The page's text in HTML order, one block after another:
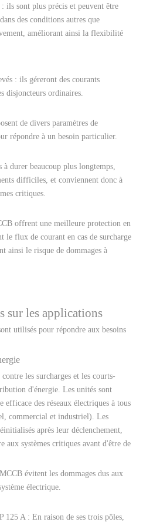
ils sont plus précis et peuvent être
des conditions autres que
améliorant ainsi la flexibilité
: ils géreront des courants
disjoncteurs ordinaires.
de divers paramètres de
répondre à un besoin particulier.
durer beaucoup plus longtemps,
difficiles, et conviennent donc à
critiques.
offrent une meilleure protection en
le flux de courant en cas de surcharge
ainsi le risque de dommages à
sur les applications
utilisés pour répondre aux besoins
les surcharges et les courts-
d'énergie. Les unités sont
efficace des réseaux électriques à tous
commercial et industriel). Les
après leur déclenchement,
aux systèmes critiques avant d'être de
évitent les dommages dus aux
électrique.
125 A : En raison de ses trois pôles,